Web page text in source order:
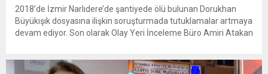
2018’de İzmir Narlıdere’de şantiyede ölü bulunan Dorukhan
Büyükışık dosyasına ilişkin soruşturmada tutuklamalar artmaya
devam ediyor. Son olarak Olay Yeri İnceleme Büro Amiri Atakan
bulunan Dorukhan Büyükışık’a ilişkin yeniden açılan